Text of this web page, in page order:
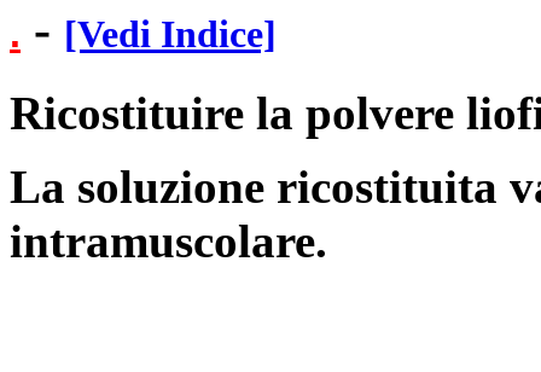
. - [Vedi Indice]
Ricostituire la polvere
La soluzione ricostituita
intramuscolare.